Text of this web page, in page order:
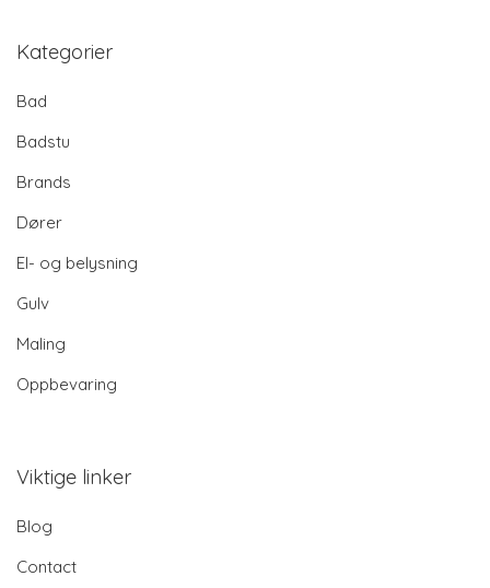
Kategorier
Bad
Badstu
Brands
Dører
El- og belysning
Gulv
Maling
Oppbevaring
Viktige linker
Blog
Contact